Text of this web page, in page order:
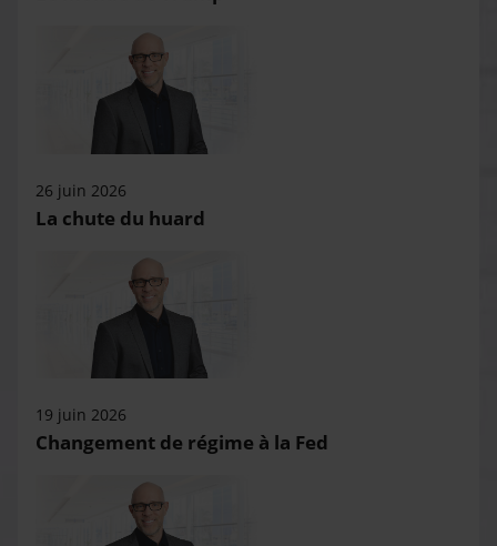
26 juin 2026
La chute du huard
19 juin 2026
Changement de régime à la Fed